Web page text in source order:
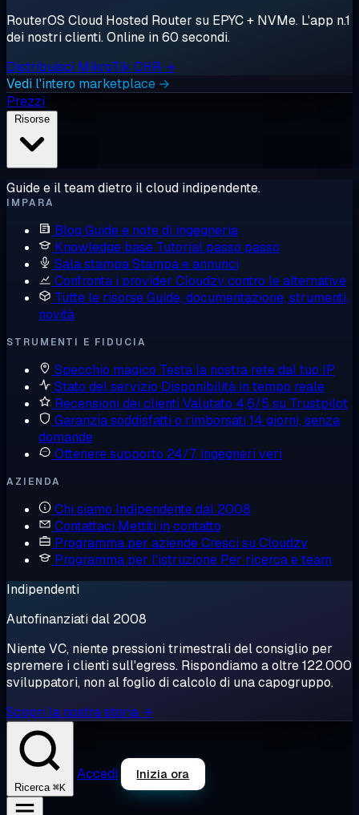
RouterOS Cloud Hosted Router su EPYC + NVMe. L'app n.1
dei nostri clienti. Online in 60 secondi.
Distribuisci MikroTik CHR →
Vedi l'intero marketplace →
Prezzi
Guide e il team dietro il cloud indipendente.
IMPARA
Blog Guide e note di ingegneria
Knowledge base Tutorial passo passo
Sala stampaStampa e annunci
Confronta i provider Cloudzy contro le alternative
Tutte le risorseGuide, documentazione, strumenti,
novità
STRUMENTI E FIDUCIA
Specchio magico Testa la nostra rete dal tuo IP
Stato del servizio Disponibilità in tempo reale
Recensioni dei clienti Valutato 4,6/5 su Trustpilot
Garanzia soddisfatti o rimborsati 14 giorni, senza
domande
Ottenere supporto 24/7, ingegneri veri
AZIENDA
Chi siamo Indipendente dal 2008
Contattaci Mettiti in contatto
Programma per aziendeCresci su Cloudzy
Programma per l'istruzione Per ricerca e team
Indipendenti
Autofinanziati dal 2008
Niente VC, niente pressioni trimestrali del consiglio per
spremere i clienti sull'egress. Rispondiamo a oltre 122.000
sviluppatori, non al foglio di calcolo di una capogruppo.
Scopri la nostra storia →
Ricerca ⌘K
Accedi Inizia ora